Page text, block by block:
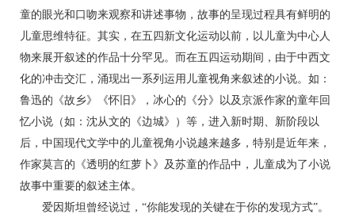
童的眼光和口吻来观察和讲述事物，故事的呈现过程具有鲜明的
儿童思维特征。其实，在五四新文化运动以前，以儿童为中心人
物来展开叙述的作品十分罕见。而在五四运动期间，由于中西文
化的冲击交汇，涌现出一系列运用儿童视角来叙述的小说。如：
鲁迅的《故乡》《怀旧》，冰心的《分》以及京派作家的童年回
忆小说（如：沈从文的《边城》）等，进入新时期、新阶段以
后，中国现代文学中的儿童视角小说越来越多，特别是近年来，
作家莫言的《透明的红萝卜》及苏童的作品中，儿童成为了小说
故事中重要的叙述主体。
爱因斯坦曾经说过，“你能发现的关键在于你的发现方式”。